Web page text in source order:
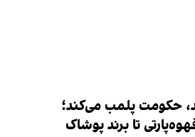
حکومت پلمب می‌کند؛
تا برند پوشاک